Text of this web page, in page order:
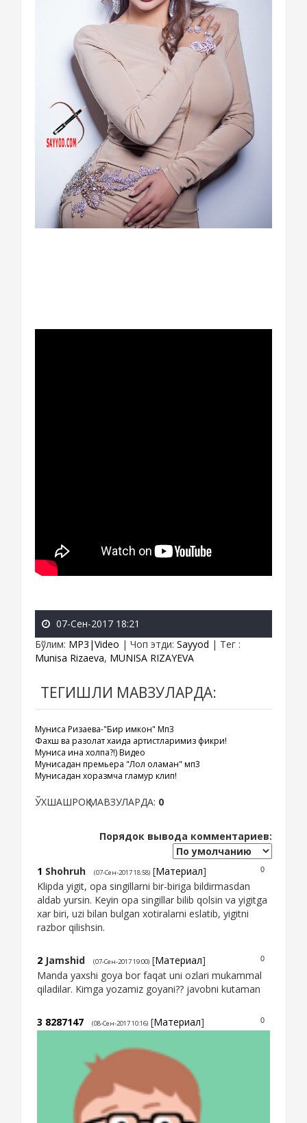
07-Сен-2017 18:21
Бўлим: MP3|Video | Чоп этди: Sayyod | Тег :
Munisa Rizaeva, MUNISA RIZAYEVA
ТЕГИШЛИ МАВЗУЛАРДА:
Муниса Ризаева-"Бир имкон" Мп3
Фахш ва разолат хақида артистларимиз фикри!
Муниса ина холпа?!) Видео
Мунисадан премьера "Лол қоламан" мп3
Мунисадан хоразмча гламур клип!
ЎХШАШРОҚ МАВЗУЛАРДА: 0
Порядок вывода комментариев:
0
1 Shohruh (07-Сен-2017 18:58) [Материал]
Klipda yigit, opa singillarni bir-biriga bildirmasdan
aldab yursin. Keyin opa singillar bilib qolsin va yigitga
xar biri, uzi bilan bulgan xotiralarni eslatib, yigitni
razbor qilishsin.
0
2 Jamshid (07-Сен-2017 19:00) [Материал]
Manda yaxshi goya bor faqat uni ozlari mukammal
qiladilar. Kimga yozamiz goyani?? javobni kutaman
0
3 8287147 (08-Сен-2017 10:16) [Материал]